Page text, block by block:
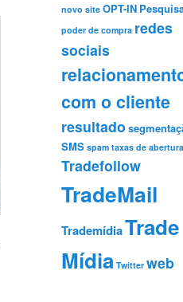
novo site OPT-IN
poder de compra redes
sociais
com o cliente
resultado
SMS spam taxas de abertura
Tradefollow
TradeMail
TrademídiaTrade
Mídia Twitter web